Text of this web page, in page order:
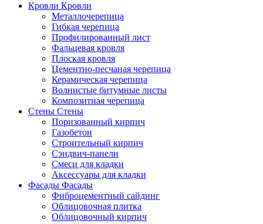
Кровли Кровли
Металлочерепица
Гибкая черепица
Профилированный лист
Фальцевая кровля
Плоская кровля
Цементно-песчаная черепица
Керамическая черепица
Волнистые битумные листы
Композитная черепица
Стены Стены
Поризованный кирпич
Газобетон
Строительный кирпич
Сэндвич-панели
Смеси для кладки
Аксессуары для кладки
Фасады Фасады
Фиброцементный сайдинг
Облицовочная плитка
Облицовочный кирпич